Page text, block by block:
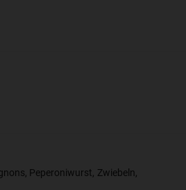
Peperoniwurst, Zwiebeln,